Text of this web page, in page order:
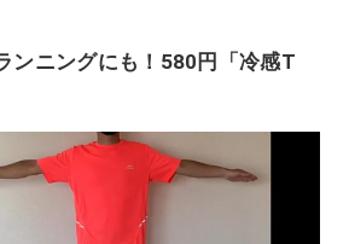
ンニングにも！580円「冷感T